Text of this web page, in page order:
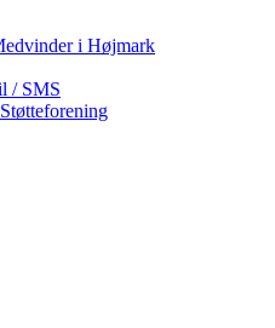
i Højmark
/ SMS